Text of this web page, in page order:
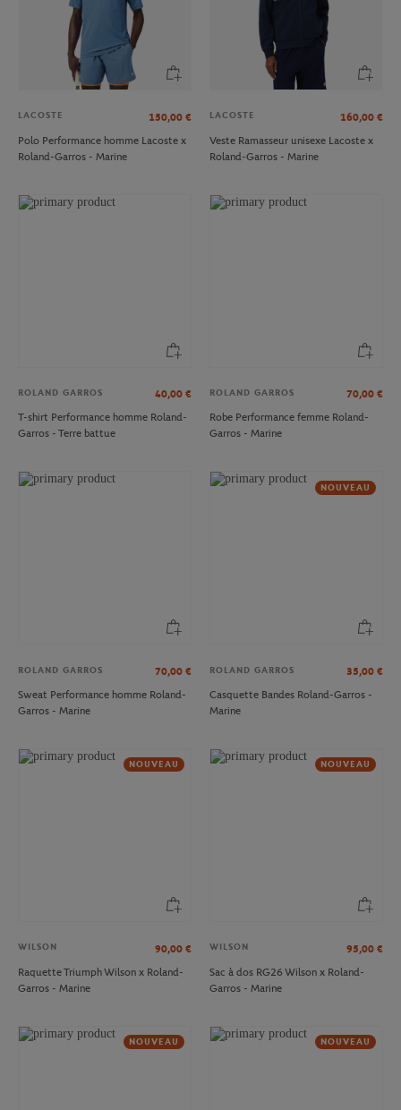
LACOSTE 150,00 €
Polo Performance homme Lacoste x
Roland-Garros - Marine
LACOSTE 160,00 €
Veste Ramasseur unisexe Lacoste x
Roland-Garros - Marine
ROLAND GARROS 40,00 €
T-shirt Performance homme Roland-
Garros - Terre battue
ROLAND GARROS 70,00 €
Robe Performance femme Roland-
Garros - Marine
ROLAND GARROS 70,00 €
Sweat Performance homme Roland-
Garros - Marine
NOUVEAU
ROLAND GARROS 35,00 €
Casquette Bandes Roland-Garros -
Marine
NOUVEAU
WILSON 90,00 €
Raquette Triumph Wilson x Roland-
Garros - Marine
NOUVEAU
WILSON 95,00 €
Sac à dos RG26 Wilson x Roland-
Garros - Marine
NOUVEAU NOUVEAU